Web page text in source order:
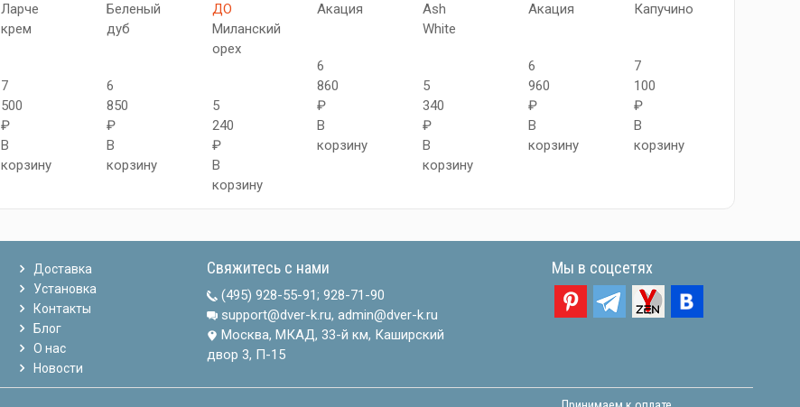
Ларче
крем
7
500
₽
В
корзину
Беленый
дуб
6
850
₽
В
корзину
ДО
Миланский
орех
5
240
₽
В
корзину
Акация
6
860
₽
В
корзину
Ash
White
5
340
₽
В
корзину
Акация
6
960
₽
В
корзину
Капучино
7
100
₽
В
корзину
Доставка
Установка
Контакты
Блог
О нас
Новости
Свяжитесь с нами
(495) 928-55-91; 928-71-90
support@dver-k.ru, admin@dver-k.ru
Москва, МКАД, 33-й км, Каширский
двор 3, П-15
Мы в соцсетях